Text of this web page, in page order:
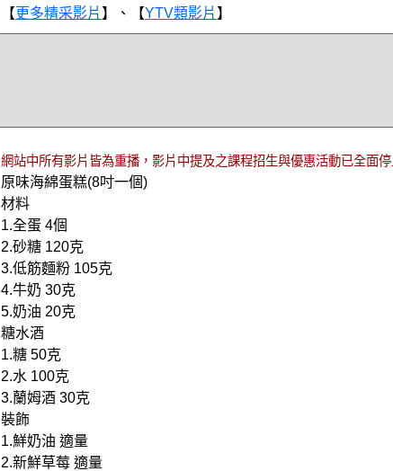
【更多精采影片 】、【YTV類影片 】
網站中所有影片皆為重播，影片中提及之課程招生與優惠活動已全面停
原味海綿蛋糕(8吋一個)
材料
1.全蛋 4個
2.砂糖 120克
3.低筋麵粉 105克
4.牛奶 30克
5.奶油 20克
糖水酒
1.糖 50克
2.水 100克
3.蘭姆酒 30克
裝飾
1.鮮奶油 適量
2.新鮮草莓 適量